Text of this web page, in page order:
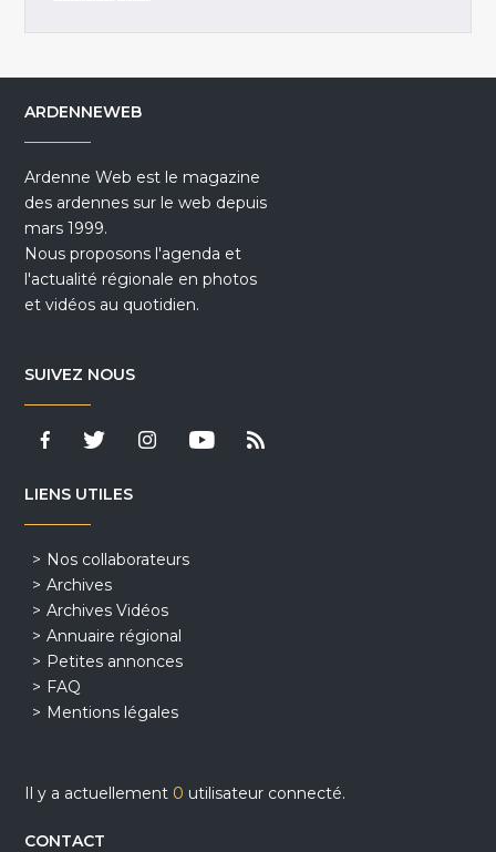
ARDENNEWEB
Ardenne Web est le magazine
des ardennes sur le web depuis
mars 1999.
Nous proposons l'agenda et
l'actualité régionale en photos
et vidéos au quotidien.
SUIVEZ NOUS
LIENS UTILES
Nos collaborateurs
Archives
Archives Vidéos
Annuaire régional
Petites annonces
FAQ
Mentions légales
Il y a actuellement 0 utilisateur connecté.
CONTACT